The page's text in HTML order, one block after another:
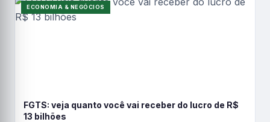
ECONOMIA & NEGÓCIOS
FGTS: veja quanto você vai receber do lucro de R$
13 bilhões